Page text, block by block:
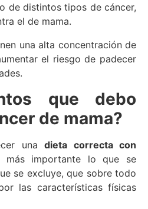
de distintos tipos de cáncer,
el de mama.
una alta concentración de
el riesgo de padecer
que debo
de mama?
una dieta correcta con
más importante lo que se
se excluye, que sobre todo
las características físicas